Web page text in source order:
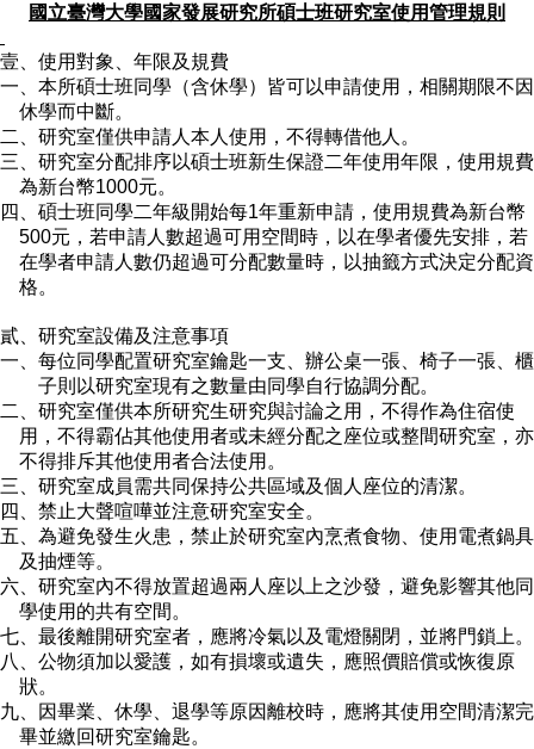
國立臺灣大學國家發展研究所碩士班研究室使用管理規則
壹、使用對象、年限及規費
一、本所碩士班同學（含休學）皆可以申請使用，相關期限不因
休學而中斷。
二、研究室僅供申請人本人使用，不得轉借他人。
三、研究室分配排序以碩士班新生保證二年使用年限，使用規費
為新台幣1000元。
四、碩士班同學二年級開始每1年重新申請，使用規費為新台幣
500元，若申請人數超過可用空間時，以在學者優先安排，若
在學者申請人數仍超過可分配數量時，以抽籤方式決定分配資
格。
貳、研究室設備及注意事項
一、每位同學配置研究室鑰匙一支、辦公桌一張、椅子一張、櫃
子則以研究室現有之數量由同學自行協調分配。
二、研究室僅供本所研究生研究與討論之用，不得作為住宿使
用，不得霸佔其他使用者或未經分配之座位或整間研究室，亦
不得排斥其他使用者合法使用。
三、研究室成員需共同保持公共區域及個人座位的清潔。
四、禁止大聲喧嘩並注意研究室安全。
五、為避免發生火患，禁止於研究室內烹煮食物、使用電煮鍋具
及抽煙等。
六、研究室內不得放置超過兩人座以上之沙發，避免影響其他同
學使用的共有空間。
七、最後離開研究室者，應將冷氣以及電燈關閉，並將門鎖上。
八、公物須加以愛護，如有損壞或遺失，應照價賠償或恢復原
狀。
九、因畢業、休學、退學等原因離校時，應將其使用空間清潔完
畢並繳回研究室鑰匙。